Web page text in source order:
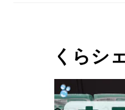
くらシ